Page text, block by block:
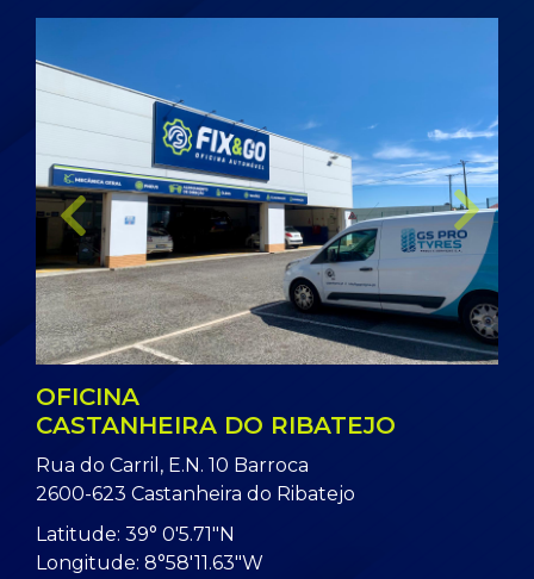
LÂMPADAS
AUTOMÓVEL
LAVAGEM
AUTOMÓVEL
LOJA AUTO
Previous
Next
OFICINA
CASTANHEIRA DO RIBATEJO
Rua do Carril, E.N. 10 Barroca
2600-623 Castanheira do Ribatejo
Latitude: 39° 0'5.71"N
Longitude: 8°58'11.63"W